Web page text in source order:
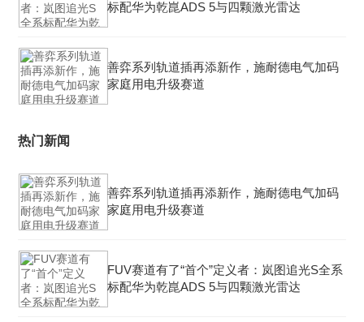
标配华为乾崑ADS 5与四颗激光雷达
善弈系列轨道插再添新作，施耐德电气加码
家庭用电升级赛道
热门新闻
善弈系列轨道插再添新作，施耐德电气加码
家庭用电升级赛道
FUV赛道有了“首个”定义者：岚图追光S全系
标配华为乾崑ADS 5与四颗激光雷达